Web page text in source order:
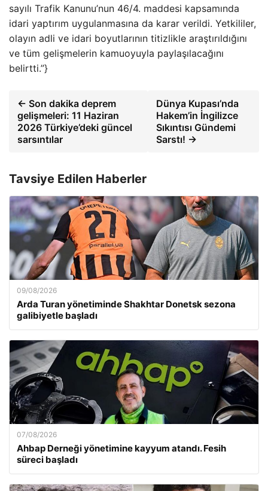
sayılı Trafik Kanunu’nun 46/4. maddesi kapsamında
idari yaptırım uygulanmasına da karar verildi. Yetkililer,
olayın adli ve idari boyutlarının titizlikle araştırıldığını
ve tüm gelişmelerin kamuoyuyla paylaşılacağını
belirtti.”}
← Son dakika deprem
gelişmeleri: 11 Haziran
2026 Türkiye’deki güncel
sarsıntılar
Dünya Kupası’nda
Hakem’in İngilizce
Sıkıntısı Gündemi
Sarstı! →
Tavsiye Edilen Haberler
09/08/2026
Arda Turan yönetiminde Shakhtar Donetsk sezona
galibiyetle başladı
07/08/2026
Ahbap Derneği yönetimine kayyum atandı. Fesih
süreci başladı